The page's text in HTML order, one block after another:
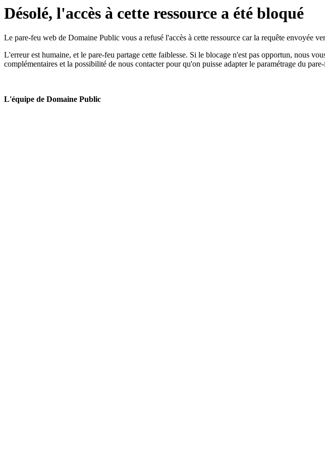
Désolé, l'accès à cette ressource a été bloqué
Le pare-feu web de Domaine Public vous a refusé l'accès à cette ressource car la requête envoyée
L'erreur est humaine, et le pare-feu partage cette faiblesse. Si le blocage n'est pas opportun, nous
complémentaires et la possibilité de nous contacter pour qu'on puisse adapter le paramétrage du
L'équipe de Domaine Public